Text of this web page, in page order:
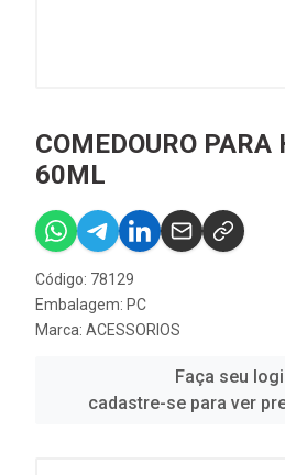
COMEDOURO
60ML
Código: 78129
Embalagem: PC
Marca: ACESSORIOS
Faça seu
cadastre-se para ver